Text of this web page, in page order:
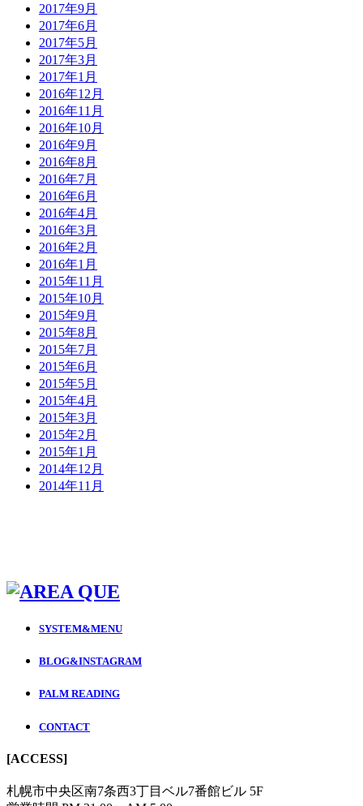
2017年9月
2017年6月
2017年5月
2017年3月
2017年1月
2016年12月
2016年11月
2016年10月
2016年9月
2016年8月
2016年7月
2016年6月
2016年4月
2016年3月
2016年2月
2016年1月
2015年11月
2015年10月
2015年9月
2015年8月
2015年7月
2015年6月
2015年5月
2015年4月
2015年3月
2015年2月
2015年1月
2014年12月
2014年11月
SYSTEM&MENU
BLOG&INSTAGRAM
PALM READING
CONTACT
[ACCESS]
札幌市中央区南7条西3丁目ベル7番館ビル 5F